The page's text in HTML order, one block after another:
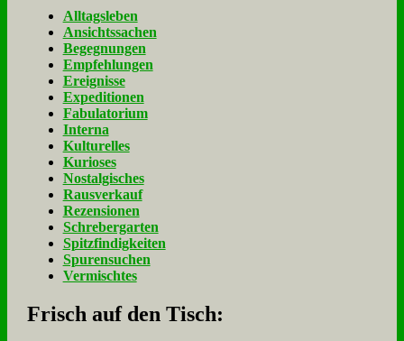
Alltagsleben
Ansichtssachen
Begegnungen
Empfehlungen
Ereignisse
Expeditionen
Fabulatorium
Interna
Kulturelles
Kurioses
Nostalgisches
Rausverkauf
Rezensionen
Schrebergarten
Spitzfindigkeiten
Spurensuchen
Vermischtes
Frisch auf den Tisch: